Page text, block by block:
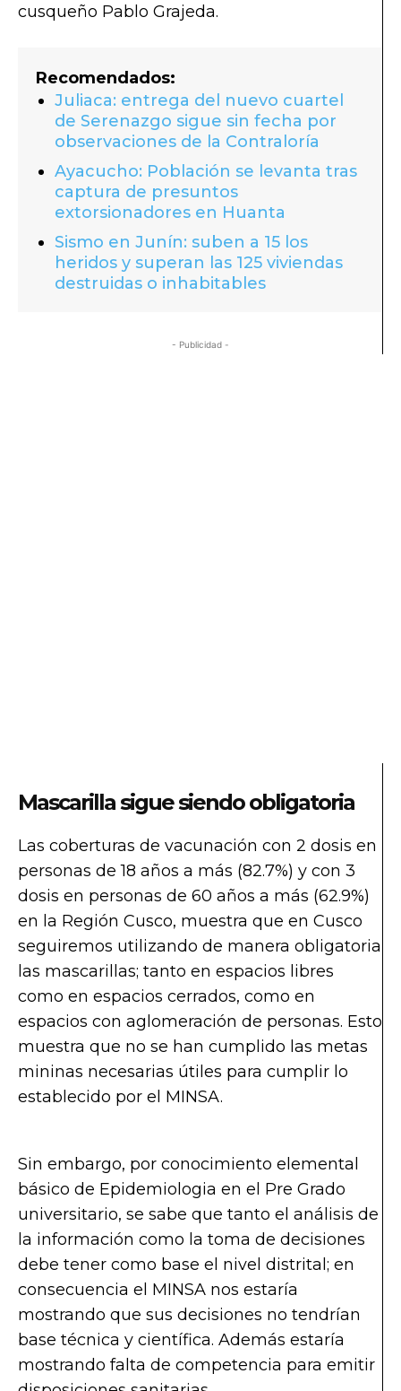
cusqueño Pablo Grajeda.
Recomendados:
Juliaca: entrega del nuevo cuartel
de Serenazgo sigue sin fecha por
observaciones de la Contraloría
Ayacucho: Población se levanta tras
captura de presuntos
extorsionadores en Huanta
Sismo en Junín: suben a 15 los
heridos y superan las 125 viviendas
destruidas o inhabitables
- Publicidad -
Mascarilla sigue siendo obligatoria
Las coberturas de vacunación con 2 dosis en
personas de 18 años a más (82.7%) y con 3
dosis en personas de 60 años a más (62.9%)
en la Región Cusco, muestra que en Cusco
seguiremos utilizando de manera obligatoria
las mascarillas; tanto en espacios libres
como en espacios cerrados, como en
espacios con aglomeración de personas. Esto
muestra que no se han cumplido las metas
mininas necesarias útiles para cumplir lo
establecido por el MINSA.
Sin embargo, por conocimiento elemental
básico de Epidemiologia en el Pre Grado
universitario, se sabe que tanto el análisis de
la información como la toma de decisiones
debe tener como base el nivel distrital; en
consecuencia el MINSA nos estaría
mostrando que sus decisiones no tendrían
base técnica y científica. Además estaría
mostrando falta de competencia para emitir